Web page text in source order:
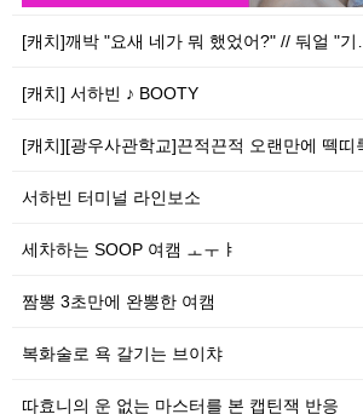
[캐치]깨박 "요새 네가 뭐 했었어?" // 둬얼 "기…
[캐치] 서하빈 ♪ BOOTY
[캐치][광우사관학교]끈적끈적 오랜만에 떽띠
서하빈 터미널 라인보소
세차하는 SOOP 여캠 ㅗㅜㅑ
짬뽕 3초만에 완뽕한 여캠
복화술로 욕 갈기는 브이챠
따효니의 운 없는 마스터를 본 캡틴잭 반응